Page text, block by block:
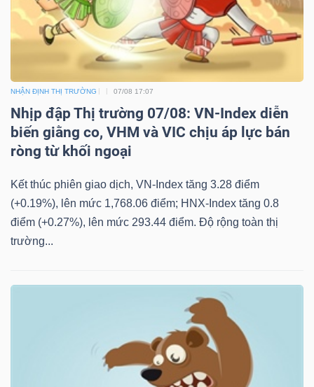
NHẬN ĐỊNH THỊ TRƯỜNG 07/08 17:07
Nhịp đập Thị trường 07/08: VN-Index diễn
biến giằng co, VHM và VIC chịu áp lực bán
ròng từ khối ngoại
Kết thúc phiên giao dịch, VN-Index tăng 3.28 điểm
(+0.19%), lên mức 1,768.06 điểm; HNX-Index tăng 0.8
điểm (+0.27%), lên mức 293.44 điểm. Độ rộng toàn thị
trường...
thông
Dữ
liệu
tài
chính